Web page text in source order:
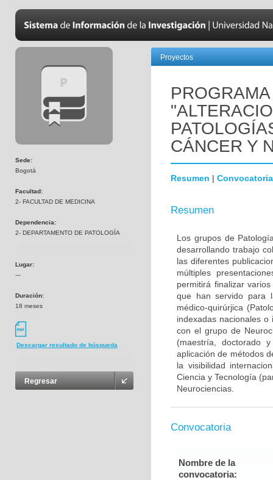
Sede:
Bogotá
Facultad:
2- FACULTAD DE MEDICINA
Dependencia:
2- DEPARTAMENTO DE PATOLOGÍA
Lugar:
---
Duración:
18 meses
Descargar resultado de búsqueda
Regresar
Proyectos
CÁNCER Y
Resumen | Convocatoria
Resumen
Los grupos de
desarrollando trabajo
las diferentes
múltiples
permitirá finalizar
que han servido para
médico-quirúrjica
indexadas nacionales
con el grupo de
(maestría, doctorado
aplicación de métodos
la visibilidad
Ciencia y Tecnología
Neurociencias.
Convocatoria
Nombre de la
convocatoria: